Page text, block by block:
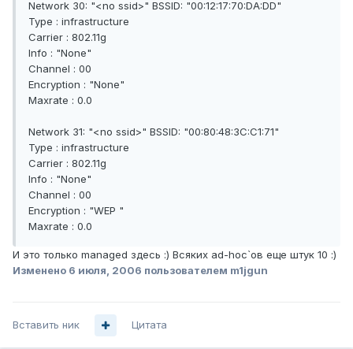
Network 30: "<no ssid>" BSSID: "00:12:17:70:DA:DD"
Type : infrastructure
Carrier : 802.11g
Info : "None"
Channel : 00
Encryption : "None"
Maxrate : 0.0
Network 31: "<no ssid>" BSSID: "00:80:48:3C:C1:71"
Type : infrastructure
Carrier : 802.11g
Info : "None"
Channel : 00
Encryption : "WEP "
Maxrate : 0.0
И это только managed здесь :) Всяких ad-hoc`ов еще штук 10 :)
Изменено 6 июля, 2006 пользователем m1jgun
Вставить ник Цитата